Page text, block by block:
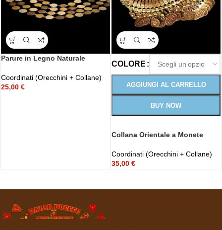
Parure in Legno Naturale
Coordinati (Orecchini + Collane)
25,00 €
COLORE
AGGIUNGI AL CARRELLO
BUY NOW
Collana Orientale a Monete
Coordinati (Orecchini + Collane)
35,00 €